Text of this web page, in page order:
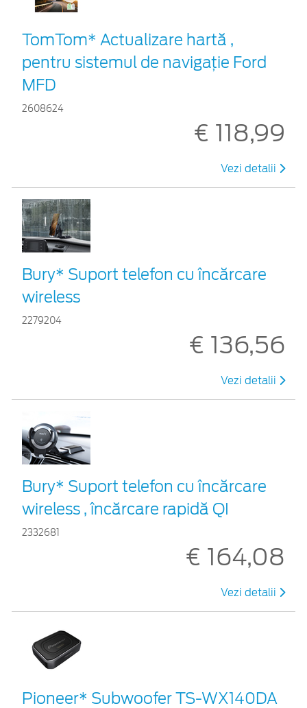
TomTom* Actualizare hartă ,
pentru sistemul de navigaţie Ford
MFD
2608624
€ 118,99
Vezi detalii
Bury* Suport telefon cu încărcare
wireless
2279204
€ 136,56
Vezi detalii
Bury* Suport telefon cu încărcare
wireless , încărcare rapidă QI
2332681
€ 164,08
Vezi detalii
Pioneer* Subwoofer TS-WX140DA